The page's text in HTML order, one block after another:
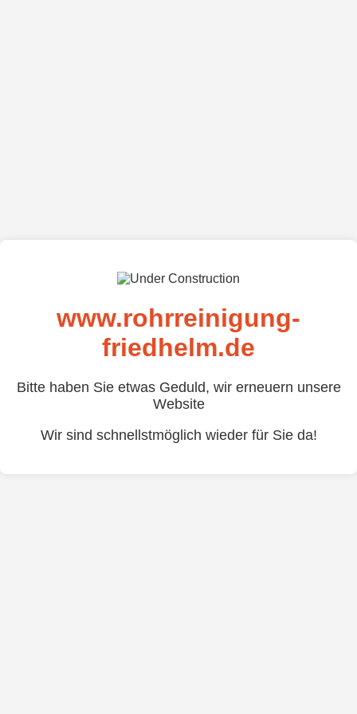
www.rohrreinigung-
friedhelm.de
Bitte haben Sie etwas Geduld, wir erneuern unsere
Website
Wir sind schnellstmöglich wieder für Sie da!